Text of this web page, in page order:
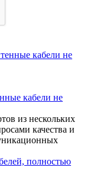
кабели не
из нескольких
качества и